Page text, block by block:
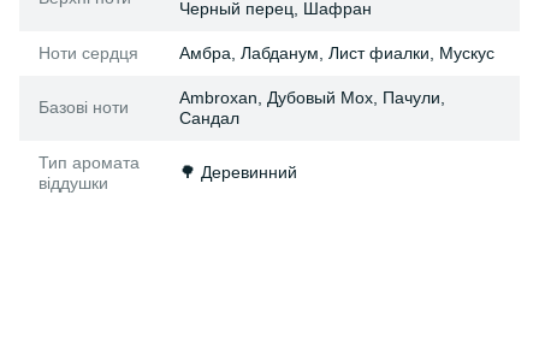
Черный перец, Шафран
Ноти сердця Амбра, Лабданум, Лист фиалки, Мускус
Базові ноти
Ambroxan, Дубовый Мох, Пачули,
Сандал
Тип аромата
віддушки
🌳 Деревинний